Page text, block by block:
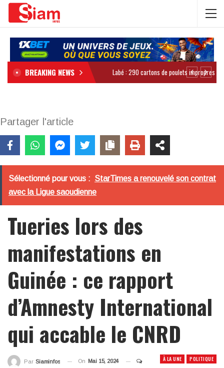
BREAKING NEWS
Partager l'article
Sélectionné pour vous : StarTimes a renouvelé son contrat
avec la Ligue saoudienne
Tueries lors des
manifestations en
Guinée : ce rapport
d’Amnesty International
qui accable le CNRD
À LA UNE POLITIQUE
Par Siaminfos On Mai 15, 2024